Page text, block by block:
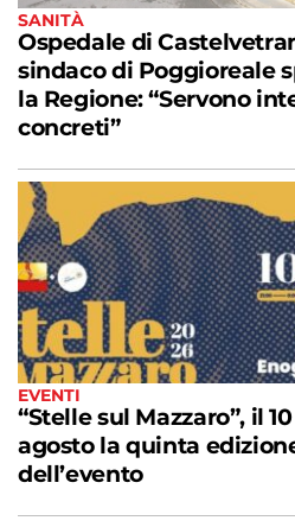
SANITÀ
Ospedale di
sindaco di Poggioreale
la Regione: “Servono
concreti”
EVENTI
“Stelle sul Mazzaro”, il 10
agosto la quinta
dell’evento